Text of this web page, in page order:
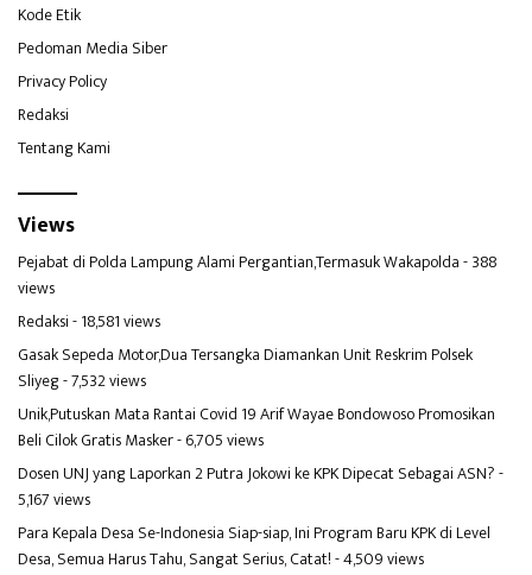
Kode Etik
Pedoman Media Siber
Privacy Policy
Redaksi
Tentang Kami
Views
Pejabat di Polda Lampung Alami Pergantian,Termasuk Wakapolda- 388
views
Redaksi- 18,581 views
Gasak Sepeda Motor,Dua Tersangka Diamankan Unit Reskrim Polsek
Sliyeg- 7,532 views
Unik,Putuskan Mata Rantai Covid 19 Arif Wayae Bondowoso Promosikan
Beli Cilok Gratis Masker- 6,705 views
Dosen UNJ yang Laporkan 2 Putra Jokowi ke KPK Dipecat Sebagai ASN?-
5,167 views
Para Kepala Desa Se-Indonesia Siap-siap, Ini Program Baru KPK di Level
Desa, Semua Harus Tahu, Sangat Serius, Catat!- 4,509 views